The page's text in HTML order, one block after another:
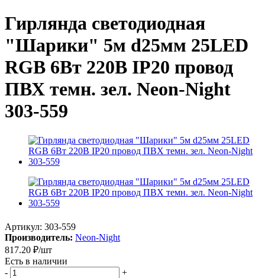
Гирлянда светодиодная
"Шарики" 5м d25мм 25LED
RGB 6Вт 220В IP20 провод
ПВХ темн. зел. Neon-Night
303-559
Артикул: 303-559
Производитель: Neon-Night
817.20 ₽/шт
Есть в наличии
-
+